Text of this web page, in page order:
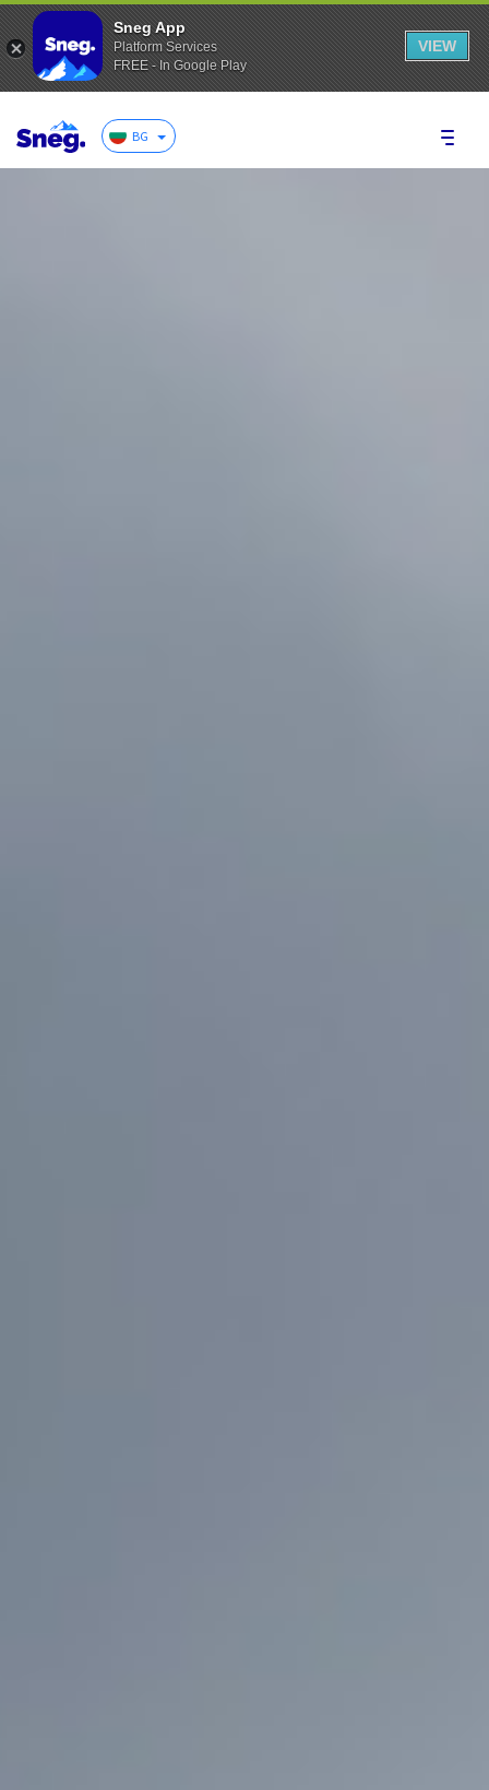
BG
Sneg App
Platform Services
FREE - In Google Play
VIEW